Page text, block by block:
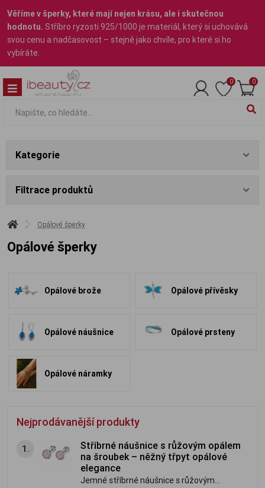
Věříme v šperky, které mají nejen krásu, ale i skutečnou
hodnotu. Stříbro ryzosti 925/1000 je materiál, který si uchovává
svou cenu a nadčasovost – stejně jako chvíle, pro které si ho
vybíráte.
0 0
Kategorie
Filtrace produktů
Opálové šperky
Opálové šperky
Opálové brože Opálové přívěsky
Opálové náušnice Opálové prsteny
Opálové náramky
Nejprodávanější produkty
1.
Stříbrné náušnice s růžovým opálem
na šroubek – něžný třpyt opálové
elegance
Jemné stříbrné náušnice s růžovým